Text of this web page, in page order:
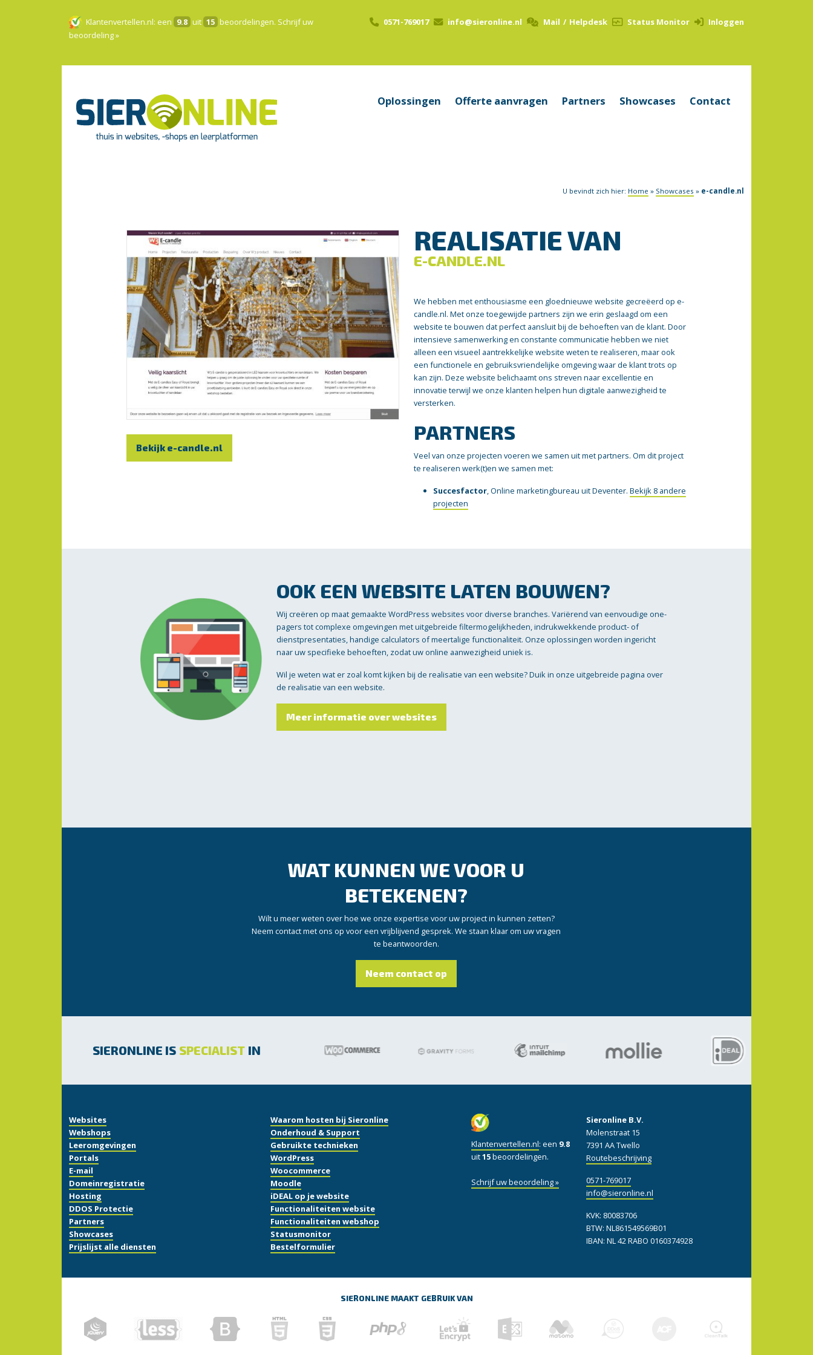
Klantenvertellen.nl: een 9.8 uit 15 beoordelingen. Schrijf uw
beoordeling »
0571-769017 info@sieronline.nl Mail / Helpdesk Status Monitor Inloggen
Oplossingen Offerte aanvragen Partners Showcases Contact
U bevindt zich hier: Home » Showcases » e-candle.nl
Bekijk e-candle.nl
REALISATIE VAN
E-CANDLE.NL
We hebben met enthousiasme een gloednieuwe website gecreëerd op e-
candle.nl. Met onze toegewijde partners zijn we erin geslaagd om een
website te bouwen dat perfect aansluit bij de behoeften van de klant. Door
intensieve samenwerking en constante communicatie hebben we niet
alleen een visueel aantrekkelijke website weten te realiseren, maar ook
een functionele en gebruiksvriendelijke omgeving waar de klant trots op
kan zijn. Deze website belichaamt ons streven naar excellentie en
innovatie terwijl we onze klanten helpen hun digitale aanwezigheid te
versterken.
PARTNERS
Veel van onze projecten voeren we samen uit met partners. Om dit project
te realiseren werk(t)en we samen met:
Succesfactor, Online marketingbureau uit Deventer. Bekijk 8 andere
projecten
OOK EEN WEBSITE LATEN BOUWEN?
Wij creëren op maat gemaakte WordPress websites voor diverse branches. Variërend van eenvoudige one-
pagers tot complexe omgevingen met uitgebreide filtermogelijkheden, indrukwekkende product- of
dienstpresentaties, handige calculators of meertalige functionaliteit. Onze oplossingen worden ingericht
naar uw specifieke behoeften, zodat uw online aanwezigheid uniek is.
Wil je weten wat er zoal komt kijken bij de realisatie van een website? Duik in onze uitgebreide pagina over
de realisatie van een website.
Meer informatie over websites
WAT KUNNEN WE VOOR U
BETEKENEN?
Wilt u meer weten over hoe we onze expertise voor uw project in kunnen zetten?
Neem contact met ons op voor een vrijblijvend gesprek. We staan klaar om uw vragen
te beantwoorden.
Neem contact op
SIERONLINE IS SPECIALIST IN
Websites
Webshops
Leeromgevingen
Portals
E-mail
Domeinregistratie
Hosting
DDOS Protectie
Partners
Showcases
Prijslijst alle diensten
Waarom hosten bij Sieronline
Onderhoud & Support
Gebruikte technieken
WordPress
Woocommerce
Moodle
iDEAL op je website
Functionaliteiten website
Functionaliteiten webshop
Statusmonitor
Bestelformulier
Klantenvertellen.nl: een 9.8
uit15beoordelingen.
Schrijf uw beoordeling »
Sieronline B.V.
Molenstraat 15
7391 AA Twello
Routebeschrijving
0571-769017
info@sieronline.nl
KVK: 80083706
BTW: NL861549569B01
IBAN: NL 42 RABO 0160374928
SIERONLINE MAAKT GEBRUIK VAN